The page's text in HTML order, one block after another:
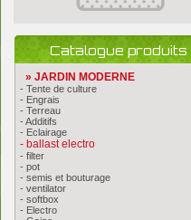
Catalogue produits
» JARDIN MODERNE
- Tente de culture
- Engrais
- Terreau
- Additifs
- Eclairage
- ballast electro
- filter
- pot
- semis et bouturage
- ventilator
- softbox
- Electro